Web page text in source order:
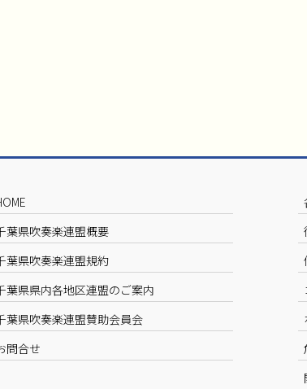
葉県吹奏楽連盟概要
葉県吹奏楽連盟規約
葉県県内各地区連盟のご案内
葉県吹奏楽連盟賛助会員会
問合せ